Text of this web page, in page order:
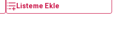
Listeme Ekle